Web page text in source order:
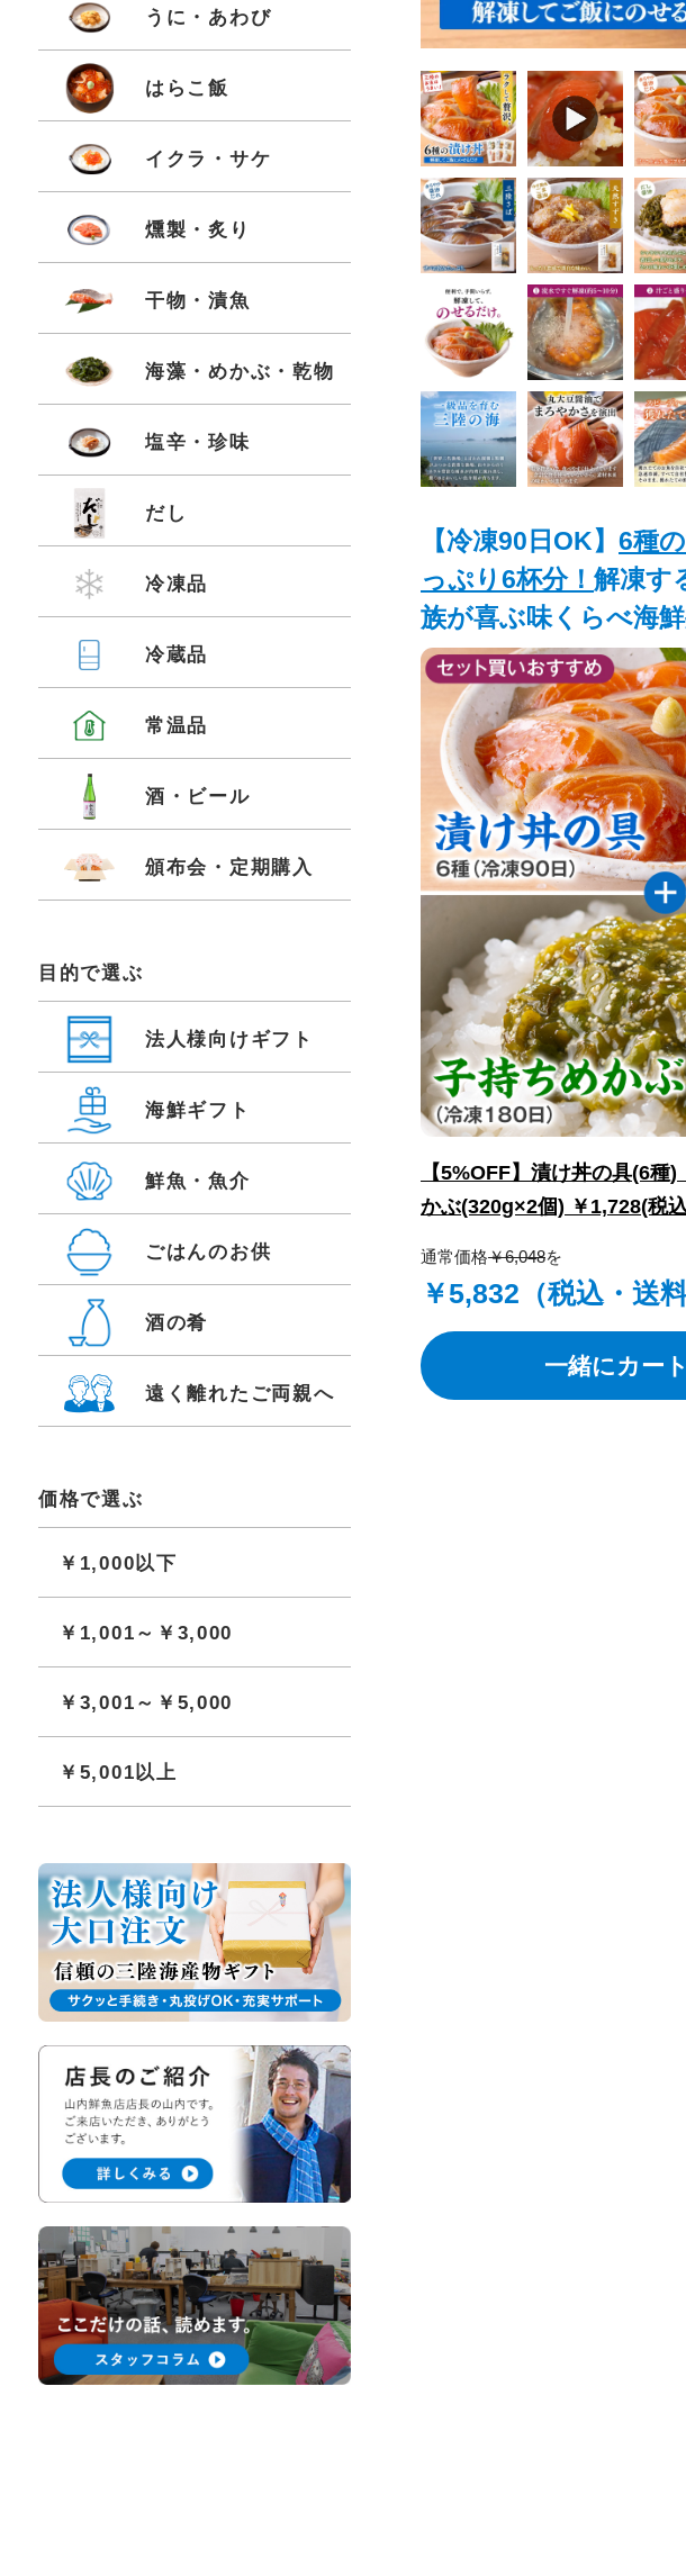
【冷凍90日OK】 6種
っぷり6杯分！ 解凍す
族が喜ぶ味くらべ海鮮
【5%OFF】漬け丼の具(6種
かぶ(320g×2個) ￥1,728(税
通常価格￥6,048を
￥5,832（税込・送料
一緒にカー
うに・あわび
はらこ飯
イクラ・サケ
燻製・炙り
干物・漬魚
海藻・めかぶ・乾物
塩辛・珍味
だし
冷凍品
冷蔵品
常温品
酒・ビール
頒布会・定期購入
目的で選ぶ
法人様向けギフト
海鮮ギフト
鮮魚・魚介
ごはんのお供
酒の肴
遠く離れたご両親へ
価格で選ぶ
￥1,000以下
￥1,001～￥3,000
￥3,001～￥5,000
￥5,001以上